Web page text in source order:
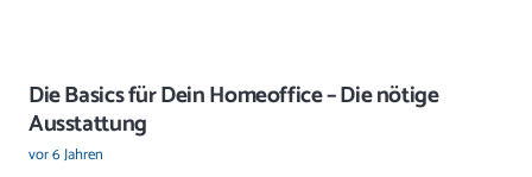
Die Basics für Dein Homeoffice – Die nötige
Ausstattung
vor 6 Jahren